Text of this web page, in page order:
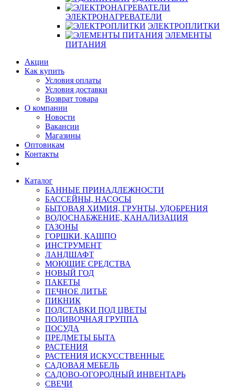
ЭЛЕКТРОНАГРЕВАТЕЛИ
ЭЛЕКТРОПЛИТКИ
ЭЛЕМЕНТЫ
ПИТАНИЯ
Акции
Как купить
Условия оплаты
Условия доставки
Возврат товара
О компании
Новости
Вакансии
Магазины
Оптовикам
Контакты
Каталог
БАННЫЕ ПРИНАДЛЕЖНОСТИ
БАССЕЙНЫ, НАСОСЫ
БЫТОВАЯ ХИМИЯ, ГРУНТЫ, УДОБРЕНИЯ
ВОДОСНАБЖЕНИЕ, КАНАЛИЗАЦИЯ
ГАЗОНЫ
ГОРШКИ, КАШПО
ИНСТРУМЕНТ
ЛАНДШАФТ
МОЮЩИЕ СРЕДСТВА
НОВЫЙ ГОД
ПАКЕТЫ
ПЕЧНОЕ ЛИТЬЕ
ПИКНИК
ПОДСТАВКИ ПОД ЦВЕТЫ
ПОЛИВОЧНАЯ ГРУППА
ПОСУДА
ПРЕДМЕТЫ БЫТА
РАСТЕНИЯ
РАСТЕНИЯ ИСКУССТВЕННЫЕ
САДОВАЯ МЕБЕЛЬ
САДОВО-ОГОРОДНЫЙ ИНВЕНТАРЬ
СВЕЧИ